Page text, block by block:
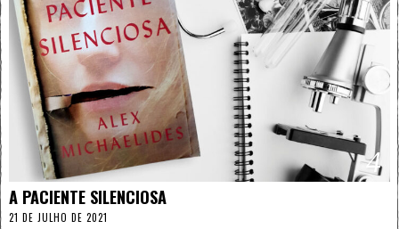
4
A PACIENTE SILENCIOSA
21 DE JULHO DE 2021